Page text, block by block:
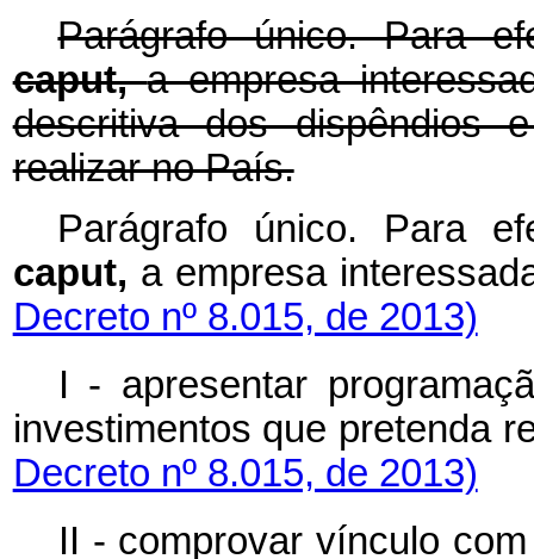
Parágrafo único. Para
caput,a empresa
descritiva dos dispêndios
realizar no País.
Parágrafo único. Para
caput, a empresa
Decreto nº 8.015, de 2013)
I - apresentar
investimentos que
Decreto nº 8.015, de 2013)
II - comprovar vínculo